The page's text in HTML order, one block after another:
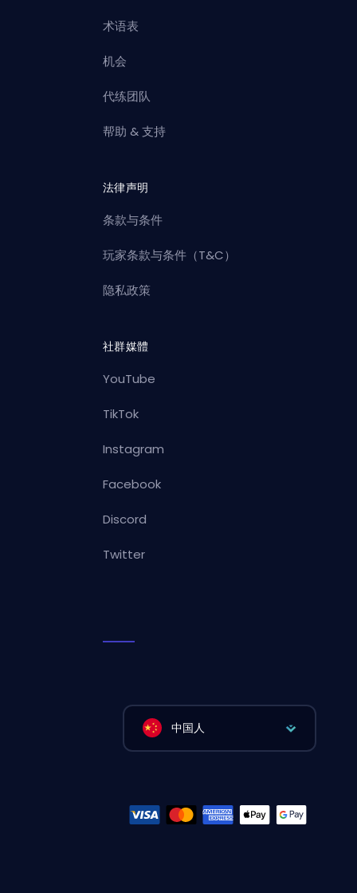
术语表
机会
代练团队
帮助 & 支持
法律声明
条款与条件
玩家条款与条件（T&C）
隐私政策
社群媒體
YouTube
TikTok
Instagram
Facebook
Discord
Twitter
中国人